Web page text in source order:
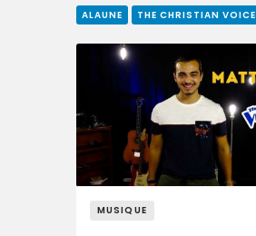
ALAUNE THE CHRISTIAN VOICE
MUSIQUE